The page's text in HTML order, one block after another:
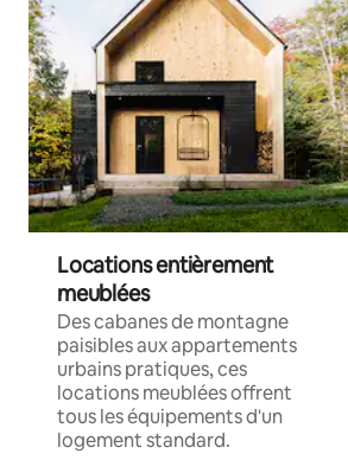
Locations entièrement
meublées
Des cabanes de montagne
paisibles aux appartements
urbains pratiques, ces
locations meublées offrent
tous les équipements d'un
logement standard.